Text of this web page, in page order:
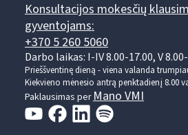
Konsultacijos mokesčių
gyventojams:
+370 5 260 5060
Darbo laikas: I-IV 8.00-17.00, V
Prieššventinę dieną - viena valanda
Kiekvieno mėnesio antrą penktadienį 8.00
Paklausimas perMano VMI